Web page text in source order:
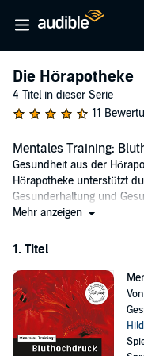
Die Hörapotheke
4 Titel in dieser Serie
11
Mentales Training:
Gesundheit aus der
Hörapotheke unterstützt
Gesunderhaltung und
Übungen werden von
können.
Wie wirkt mentales
regelmäßiger Anwendung
und der Blutdruck
sich im ganzen Körper
nach verschwinden. Nach
Mehr anzeigen
1. Titel